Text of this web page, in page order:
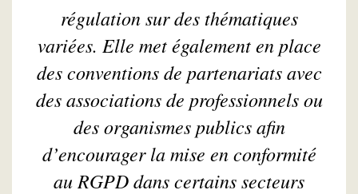
régulation sur des thématiques
variées. Elle met également en place
des conventions de partenariats avec
des associations de professionnels ou
des organismes publics afin
d’encourager la mise en conformité
au RGPD dans certains secteurs